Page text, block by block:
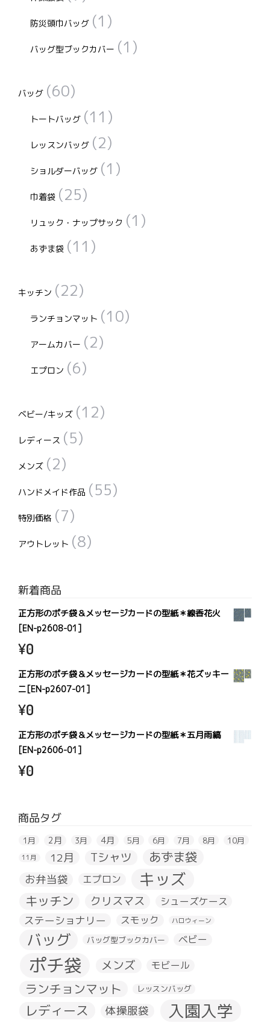
ま
す
防災頭巾バッグ (1)
バッグ型ブックカバー (1)
バッグ (60)
トートバッグ (11)
レッスンバッグ (2)
ショルダーバッグ (1)
巾着袋 (25)
リュック・ナップサック (1)
あずま袋 (11)
キッチン (22)
ランチョンマット (10)
アームカバー (2)
エプロン (6)
ベビー/キッズ (12)
レディース (5)
メンズ (2)
ハンドメイド作品 (55)
特別価格 (7)
アウトレット (8)
新着商品
正方形のポチ袋＆メッセージカードの型紙＊線香花火
[EN-p2608-01]
¥0
正方形のポチ袋＆メッセージカードの型紙＊花ズッキー
ニ[EN-p2607-01]
¥0
正方形のポチ袋＆メッセージカードの型紙＊五月雨縞
[EN-p2606-01]
¥0
商品タグ
1月 2月 3月 4月 5月 6月 7月 8月 10月
11月 12月 Tシャツ あずま袋
お弁当袋 エプロン キッズ
キッチン クリスマス シューズケース
ステーショナリー スモック ハロウィーン
バッグ バッグ型ブックカバー ベビー
ポチ袋 メンズ モビール
ランチョンマット レッスンバッグ
レディース 体操服袋 入園入学